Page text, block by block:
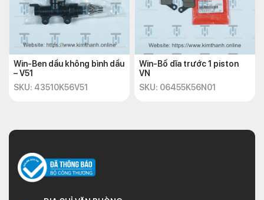
Win-Ben dầu không bình dầu
– V51
SKU: 43510K56V51
Win-Bố dĩa trước 1 piston
VN
SKU: 06455K56N01